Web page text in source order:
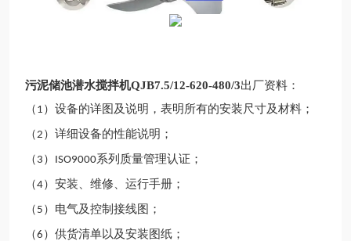
污泥储池潜水搅拌机QJB7.5/12-620-480/3出厂资料：
（ 1 ）设备的详图及说明，表明所有的安装尺寸及材料；
（2 ）详细设备的性能说明；
（ 3 ） ISO9000系列质量管理认证；
（4）安装、维修、运行手册；
（ 5 ）电气及控制接线图；
（6 ）供货清单以及安装图纸 ；